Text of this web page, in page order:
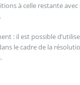
à celle restante
: il est possible
le cadre de la